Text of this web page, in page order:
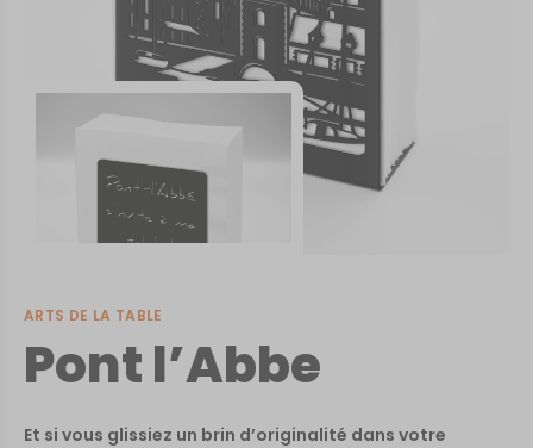
ARTS DE LA TABLE
Pont l’Abbe
Et si vous glissiez un brin d’originalité dans votre